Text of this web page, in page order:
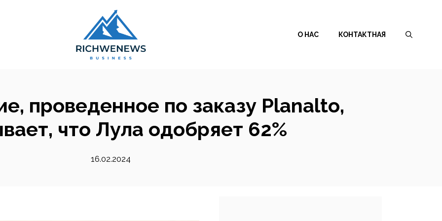
О НАС КОНТАКТНАЯ
проведенное по заказу Planalto,
что Лула одобряет 62%
16.02.2024